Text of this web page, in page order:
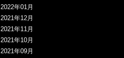
2022年01月
2021年12月
2021年11月
2021年10月
2021年09月